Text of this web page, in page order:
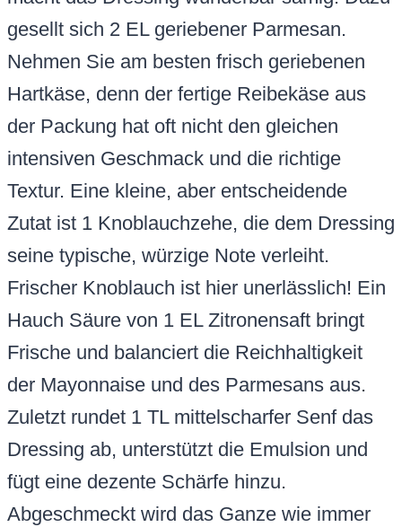
gesellt sich 2 EL geriebener Parmesan.
Nehmen Sie am besten frisch geriebenen
Hartkäse, denn der fertige Reibekäse aus
der Packung hat oft nicht den gleichen
intensiven Geschmack und die richtige
Textur. Eine kleine, aber entscheidende
Zutat ist 1 Knoblauchzehe, die dem Dressing
seine typische, würzige Note verleiht.
Frischer Knoblauch ist hier unerlässlich! Ein
Hauch Säure von 1 EL Zitronensaft bringt
Frische und balanciert die Reichhaltigkeit
der Mayonnaise und des Parmesans aus.
Zuletzt rundet 1 TL mittelscharfer Senf das
Dressing ab, unterstützt die Emulsion und
fügt eine dezente Schärfe hinzu.
Abgeschmeckt wird das Ganze wie immer